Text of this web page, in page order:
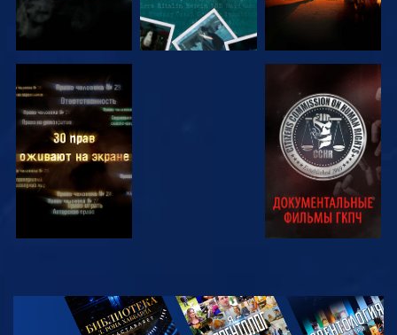
СМОТРЕТЬ СМОТРЕТЬ
СМОТРЕТЬ
СМОТРЕТЬ
ПЕРЕДАЧИ